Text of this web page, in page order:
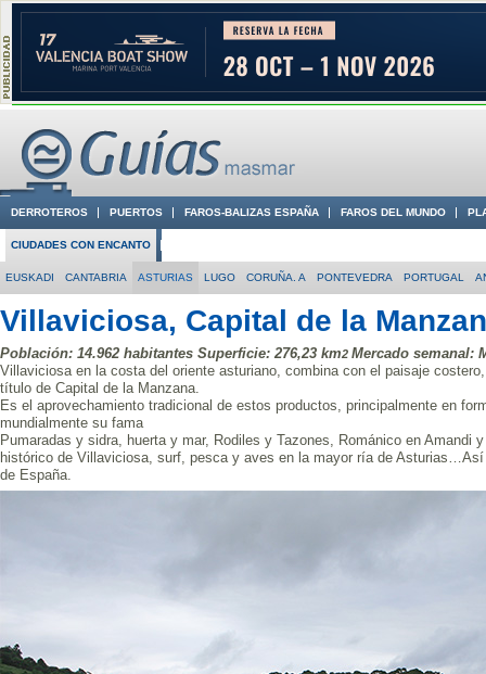
DERROTEROS PUERTOS FAROS-BALIZAS ESPAÑA FAROS DEL MUNDO
CIUDADES CON ENCANTO
EUSKADI CANTABRIA ASTURIAS LUGO CORUÑA. A PONTEVEDRA PORTUGAL
Villaviciosa, Capital de la
Población: 14.962 habitantes Superficie: 276,23 km2 Mercado semanal:
Villaviciosa en la costa del oriente asturiano, combina con el paisaje
título de Capital de la Manzana.
Es el aprovechamiento tradicional de estos productos, principalmente en
mundialmente su fama
Pumaradas y sidra, huerta y mar, Rodiles y Tazones, Románico en Amandi
histórico de Villaviciosa, surf, pesca y aves en la mayor ría de
de España.